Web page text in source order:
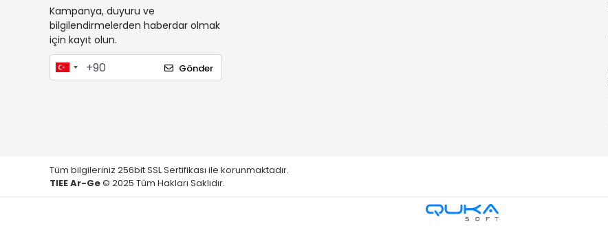
Kampanya, duyuru ve
bilgilendirmelerden haberdar olmak
için kayıt olun.
Gönder
Tüm bilgileriniz 256bit SSL Sertifikası ile korunmaktadır.
TIEE Ar-Ge© 2025 Tüm Hakları Saklıdır.